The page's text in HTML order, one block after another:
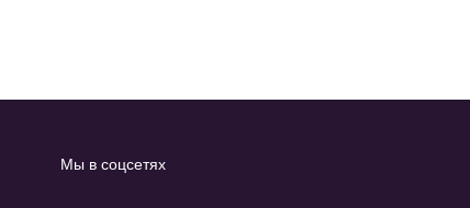
Мы в соцсетях